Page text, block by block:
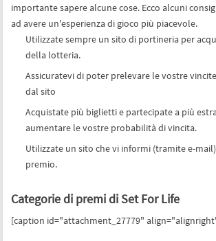
importante sapere alcune cose. Ecco alcuni
ad avere un'esperienza di gioco più piacevole.
Utilizzate sempre un sito di portineria per
della lotteria.
Assicuratevi di poter prelevare le vostre
dal sito
Acquistate più biglietti e partecipate a più
aumentare le vostre probabilità di vincita.
Utilizzate un sito che vi informi (tramite e-
premio.
Categorie di premi di Set For Life
[caption id="attachment_27779"